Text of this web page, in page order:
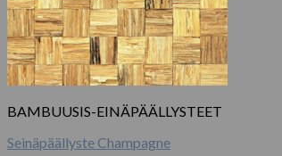
BAMBUUSIS-EINÄPÄÄLLYSTEET
Seinäpäällyste Champagne